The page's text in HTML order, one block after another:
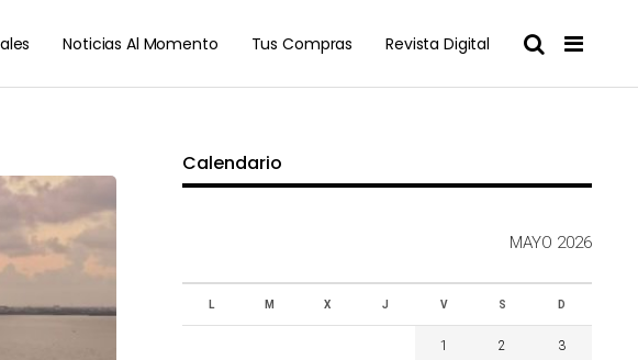
Noticias Al Momento Tus Compras Revista Digital
Calendario
MAYO 2026
L M X J V S D
1 2 3